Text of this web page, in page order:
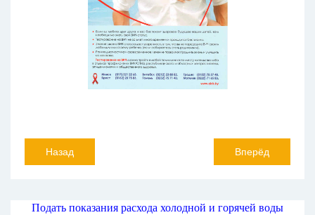
Назад Вперёд
Подать показания расхода холодной и горячей воды